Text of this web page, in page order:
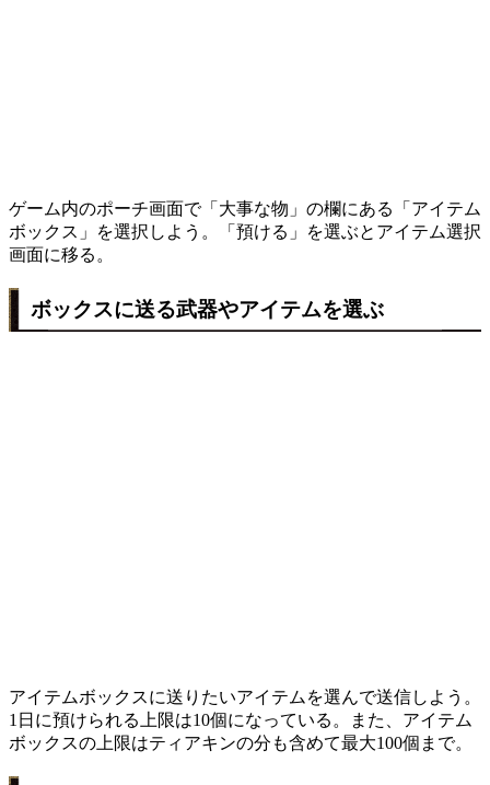
ゲーム内のポーチ画面で「大事な物」の欄にある「アイテム
ボックス」を選択しよう。「預ける」を選ぶとアイテム選択
画面に移る。
ボックスに送る武器やアイテムを選ぶ
アイテムボックスに送りたいアイテムを選んで送信しよう。
1日に預けられる上限は10個になっている。また、アイテム
ボックスの上限はティアキンの分も含めて最大100個まで。